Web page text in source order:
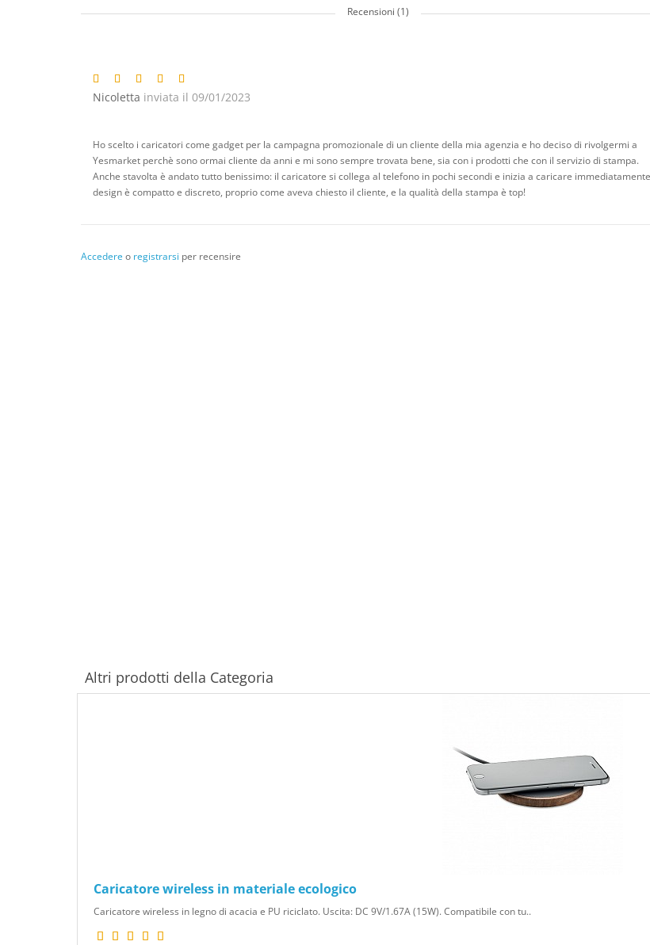
Recensioni (1)
Nicoletta inviata il 09/01/2023
Ho scelto i caricatori come gadget per la campagna promozionale di un cliente della mia agenzia e ho deciso di rivolgermi a
Yesmarket perchè sono ormai cliente da anni e mi sono sempre trovata bene, sia con i prodotti che con il servizio di stampa.
Anche stavolta è andato tutto benissimo: il caricatore si collega al telefono in pochi secondi e inizia a caricare
design è compatto e discreto, proprio come aveva chiesto il cliente, e la qualità della stampa è top!
Accedere o registrarsi per recensire
Altri prodotti della Categoria
Caricatore wireless in materiale ecologico
Caricatore wireless in legno di acacia e PU riciclato. Uscita: DC 9V/1.67A (15W). Compatibile con tu..